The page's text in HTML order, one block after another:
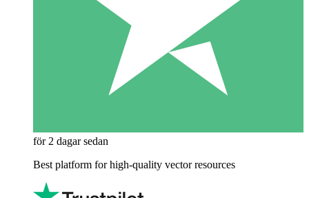
för 2 dagar sedan
Best platform for high-quality vector resources